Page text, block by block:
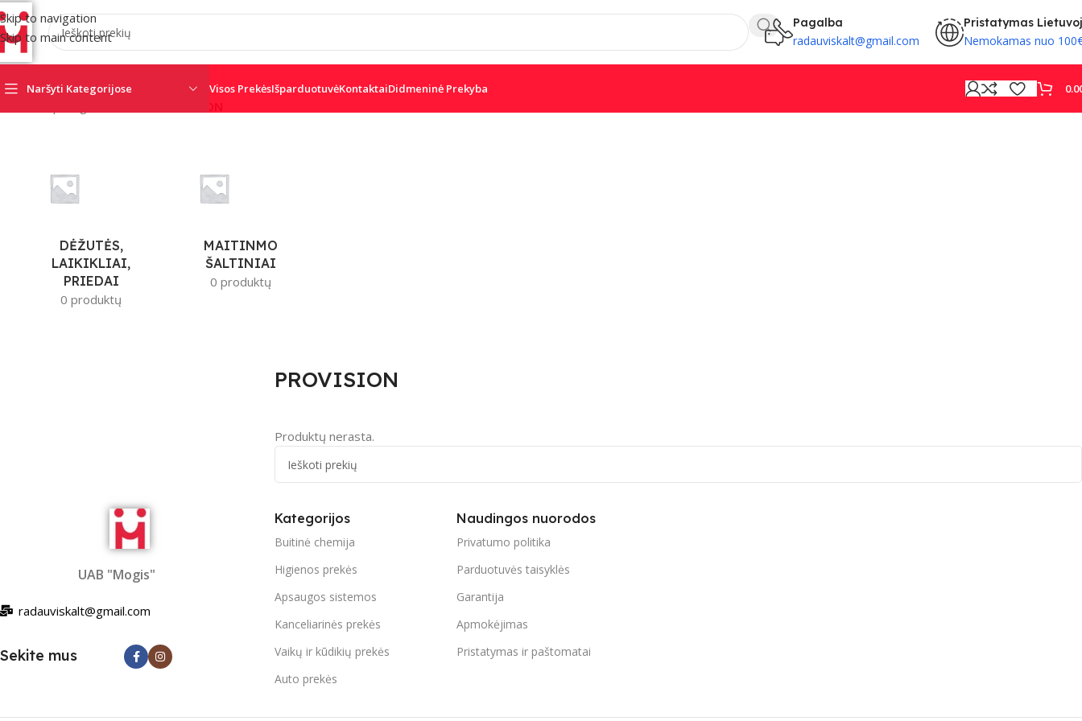
Skip to navigation
Skip to main content
Pagalba
radauviskalt@gmail.com
Pristatymas
Nemokamas nuo
Naršyti Kategorijose Visos PrekėsIšparduotuvėKontaktaiDidmeninė Prekyba
DĖŽUTĖS,
LAIKIKLIAI,
PRIEDAI
0 produktų
MAITINMO
ŠALTINIAI
0 produktų
PROVISION
Produktų nerasta.
UAB "Mogis"
radauviskalt@gmail.com
Sekite mus
Kategorijos
Buitinė chemija
Higienos prekės
Apsaugos sistemos
Kanceliarinės prekės
Vaikų ir kūdikių prekės
Auto prekės
Naudingos nuorodos
Privatumo politika
Parduotuvės taisyklės
Garantija
Apmokėjimas
Pristatymas ir paštomatai